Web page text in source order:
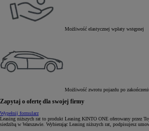
Możliwość elastycznej wpłaty wstępnej
Możliwość zwrotu pojazdu po
Zapytaj o ofertę dla swojej firmy
Wypełnij formularz
Leasing niższych rat to produkt Leasing KINTO ONE oferowany przez
siedzibą w Warszawie. Wybierając Leasing niższych rat, podpisujesz